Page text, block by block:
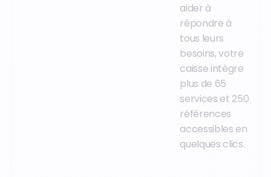
aider à
répondre à
tous leurs
besoins, votre
caisse intègre
plus de 65
services et 250
références
accessibles en
quelques clics.